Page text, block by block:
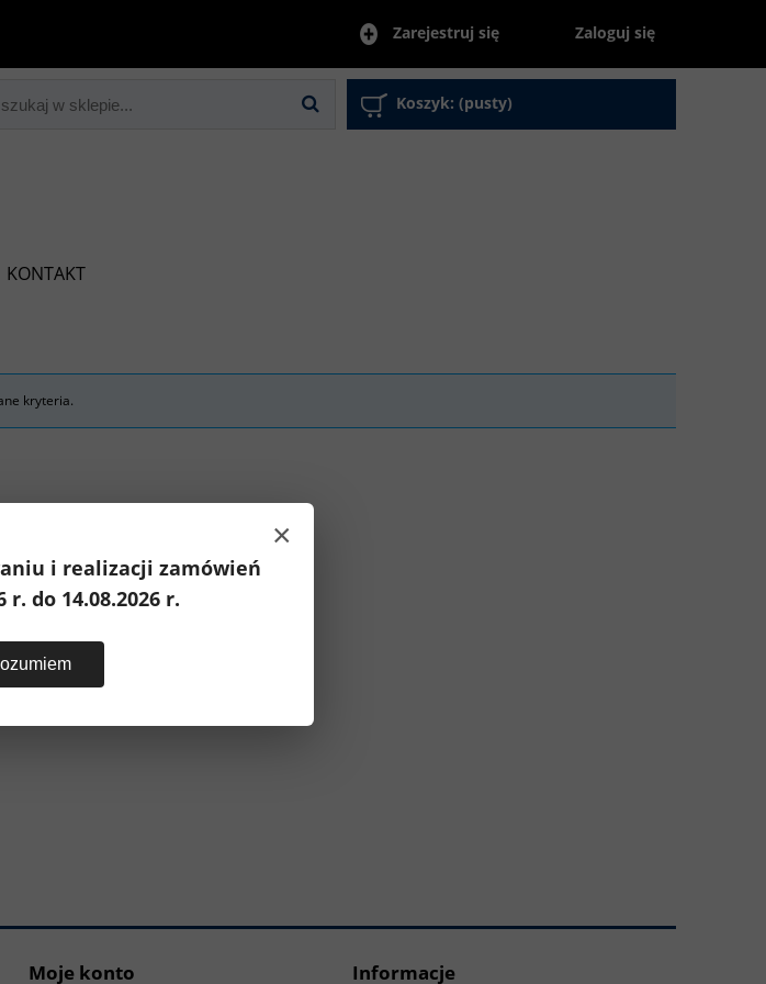
Zarejestruj się Zaloguj się
Koszyk: (pusty)
KONTAKT
kryteria.
Moje konto Informacje
×
i realizacji zamówień
r. do 14.08.2026 r.